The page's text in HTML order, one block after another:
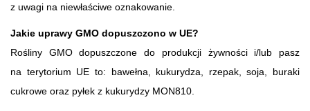
z uwagi na niewłaściwe oznakowanie.
Jakie uprawy GMO dopuszczono w UE?
Rośliny GMO dopuszczone do produkcji żywności i/lub pasz
na terytorium UE to: bawełna, kukurydza, rzepak, soja, buraki
cukrowe oraz pyłek z kukurydzy MON810.